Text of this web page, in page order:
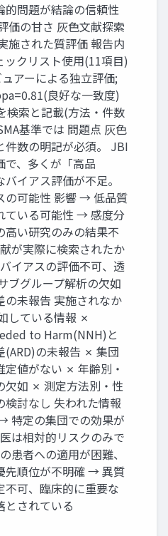
的問題が結論の信頼性
価の甘さ 灰色文献探索
施された質評価 報告内
クリスト使用(11項目)
アーによる独立評価;
良好な一致度)
検索と記載(方法・件数
基準では 問題点 灰色
件数の明記が必須。 JBI
で、多くが「高品
イアス評価が不足。
の可能性 影響 → 低品質
ている可能性 → 感度分
高い研究のみの結果不
が実際に検索されたか
イアスの評価不可、透
ブグループ解析の欠如
の未報告 実施されなか
している情報 ✗
to Harm(NNH)と
(ARD)の未報告 ✗ 集団
定値がない ✗ 年齢別・
欠如 ✗ 測定方法別・性
検討なし 失われた情報
特定の集団での効果が
は相対的リスクのみで
患者への適用が困難、
先順位が不明確 → 異質
不可、臨床的に重要な
とされている